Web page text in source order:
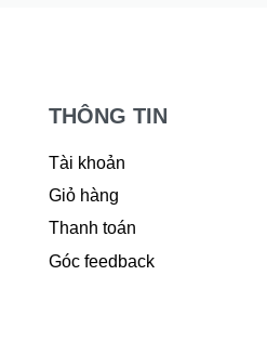
THÔNG TIN
Tài khoản
Giỏ hàng
Thanh toán
Góc feedback